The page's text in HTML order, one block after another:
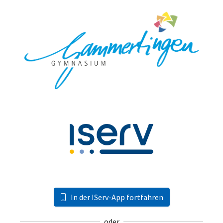
In der IServ-App fortfahren